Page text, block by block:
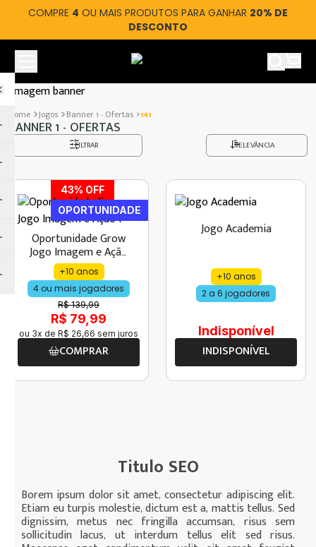
COMPRE 4 OU MAIS PRODUTOS PARA GANHAR 20% DE
DESCONTO
Ver
Jogos Banner 1 - Ofertas 141
BANNER 1 - OFERTAS
FILTRAR RELEVÂNCIA
43% OFF
OPORTUNIDADE
Oportunidade Grow
Jogo Imagem e Ação
1
+10 anos
4 ou mais jogadores
R$ 139,99
R$ 79,99
ou 3x de R$ 26,66 sem juros
COMPRAR
Jogo Academia
+10 anos
2 a 6 jogadores
Indisponível
INDISPONÍVEL
Titulo SEO
Borem ipsum dolor sit amet, consectetur adipiscing elit.
Etiam eu turpis molestie, dictum est a, mattis tellus. Sed
dignissim, metus nec fringilla accumsan, risus sem
sollicitudin lacus, ut interdum tellus elit sed risus.